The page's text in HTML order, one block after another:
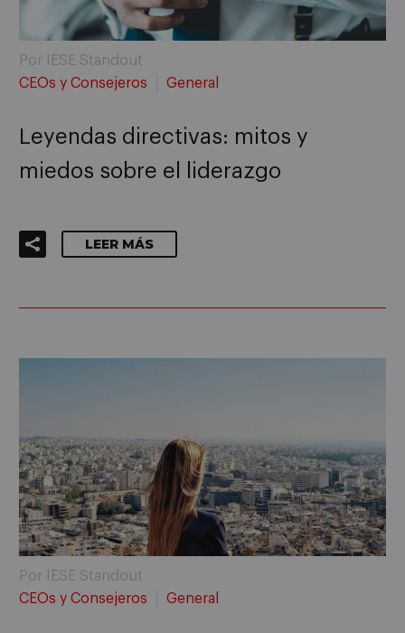
Por IESE Standout
CEOs y Consejeros
General
Leyendas directivas: mitos y
miedos sobre el liderazgo
LEER MÁS
Por IESE Standout
CEOs y Consejeros
General